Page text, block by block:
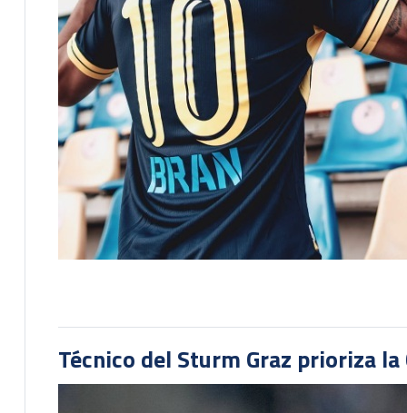
Técnico del Sturm Graz prioriza